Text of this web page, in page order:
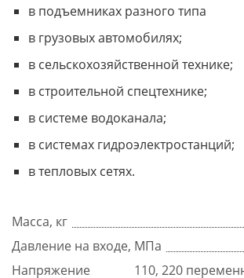
в подъемниках разного типа
в грузовых автомобилях;
в сельскохозяйственной технике;
в строительной спецтехнике;
в системе водоканала;
в системах гидроэлектростанций;
в тепловых сетях.
Масса, кг
Давление на входе, МПа
Напряжение
110, 220